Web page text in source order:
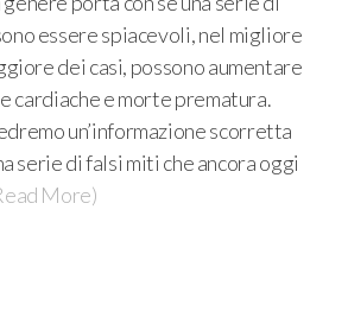
essere spiacevoli, nel migliore
dei casi, possono aumentare
cardiache e morte prematura.
un’informazione scorretta
serie di falsi miti che ancora oggi
More)